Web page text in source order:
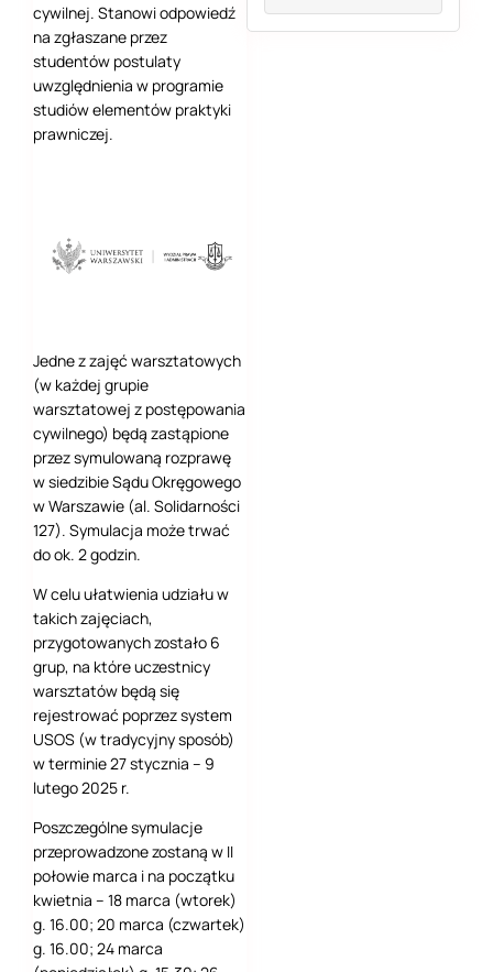
cywilnej. Stanowi odpowiedź
na zgłaszane przez
studentów postulaty
uwzględnienia w programie
studiów elementów praktyki
prawniczej.
Jedne z zajęć warsztatowych
(w każdej grupie
warsztatowej z postępowania
cywilnego) będą zastąpione
przez symulowaną rozprawę
w siedzibie Sądu Okręgowego
w Warszawie (al. Solidarności
127). Symulacja może trwać
do ok. 2 godzin.
W celu ułatwienia udziału w
takich zajęciach,
przygotowanych zostało 6
grup, na które uczestnicy
warsztatów będą się
rejestrować poprzez system
USOS (w tradycyjny sposób)
w terminie 27 stycznia – 9
lutego 2025 r.
Poszczególne symulacje
przeprowadzone zostaną w II
połowie marca i na początku
kwietnia – 18 marca (wtorek)
g. 16.00; 20 marca (czwartek)
g. 16.00; 24 marca